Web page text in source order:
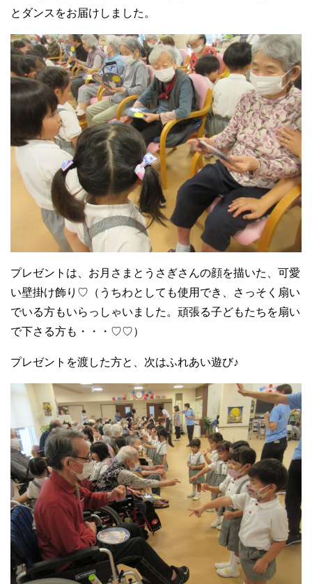
とダンスをお届けしました。
プレゼントは、お月さまとうさぎさんの顔を描いた、可愛
い壁掛け飾り♡（うちわとしても使用でき、さっそく扇い
でいる方もいらっしゃいました。頑張る子どもたちを扇い
で下さる方も・・・♡♡）
プレゼントを渡した方と、次はふれあい遊び♪